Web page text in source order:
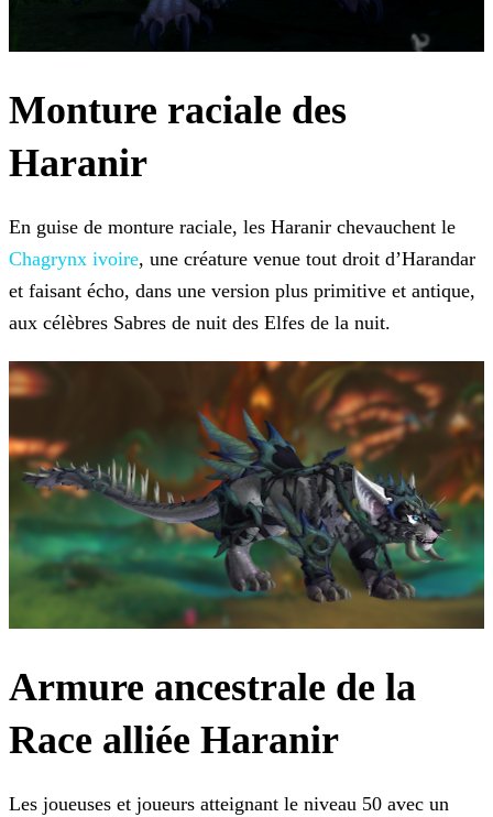
Monture raciale des
Haranir
En guise de monture raciale, les Haranir chevauchent le
Chagrynx ivoire, une créature venue tout droit d’Harandar
et faisant écho, dans une version plus primitive et antique,
aux célèbres Sabres de nuit des Elfes de la nuit.
Armure ancestrale de la
Race alliée Haranir
Les joueuses et joueurs atteignant le niveau 50 avec un